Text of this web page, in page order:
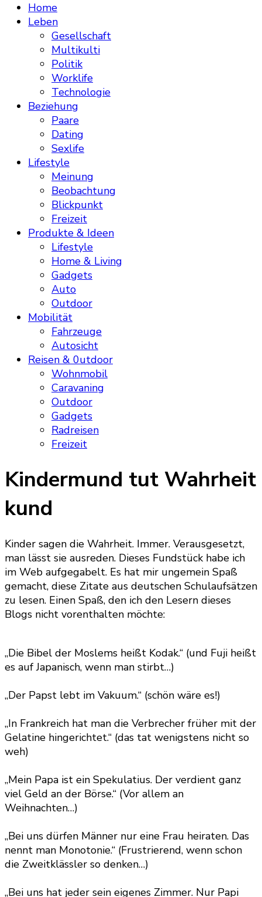
Home
Leben
Gesellschaft
Multikulti
Politik
Worklife
Technologie
Beziehung
Paare
Dating
Sexlife
Lifestyle
Meinung
Beobachtung
Blickpunkt
Freizeit
Produkte & Ideen
Lifestyle
Home & Living
Gadgets
Auto
Outdoor
Mobilität
Fahrzeuge
Autosicht
Reisen & 0utdoor
Wohnmobil
Caravaning
Outdoor
Gadgets
Radreisen
Freizeit
Kindermund tut Wahrheit
kund
Kinder sagen die Wahrheit. Immer. Verausgesetzt,
man lässt sie ausreden. Dieses Fundstück habe ich
im Web aufgegabelt. Es hat mir ungemein Spaß
gemacht, diese Zitate aus deutschen Schulaufsätzen
zu lesen. Einen Spaß, den ich den Lesern dieses
Blogs nicht vorenthalten möchte:
„Die Bibel der Moslems heißt Kodak.“ (und Fuji heißt
es auf Japanisch, wenn man stirbt…)
„Der Papst lebt im Vakuum.“ (schön wäre es!)
„In Frankreich hat man die Verbrecher früher mit der
Gelatine hingerichtet.“ (das tat wenigstens nicht so
weh)
„Mein Papa ist ein Spekulatius. Der verdient ganz
viel Geld an der Börse.“ (Vor allem an
Weihnachten…)
„Bei uns dürfen Männer nur eine Frau heiraten. Das
nennt man Monotonie.“ (Frustrierend, wenn schon
die Zweitklässler so denken…)
„Bei uns hat jeder sein eigenes Zimmer. Nur Papi